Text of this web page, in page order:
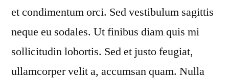
et condimentum orci. Sed vestibulum sagittis
neque eu sodales. Ut finibus diam quis mi
sollicitudin lobortis. Sed et justo feugiat,
ullamcorper velit a, accumsan quam. Nulla